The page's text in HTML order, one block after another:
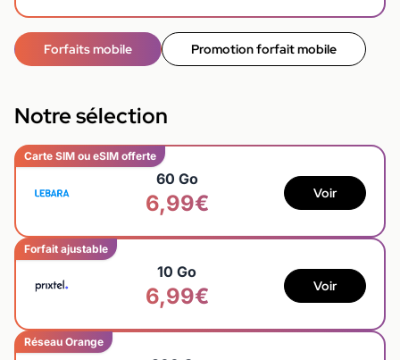
Forfaits mobile Promotion forfait mobile
Notre sélection
Carte SIM ou eSIM offerte
60 Go
6,99€ Voir
Forfait ajustable
10 Go
6,99€ Voir
Réseau Orange